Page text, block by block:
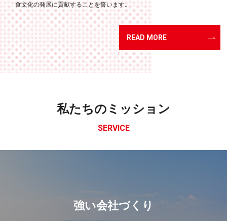
食文化の発展に貢献することを誓います。
READ MORE
私たちのミッション
SERVICE
強い会社づくり